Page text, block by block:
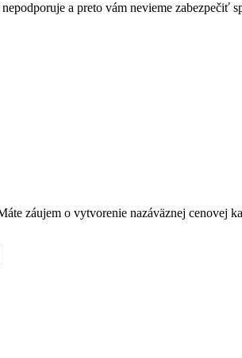
a preto vám nevieme
záujem o vytvorenie nazáväznej